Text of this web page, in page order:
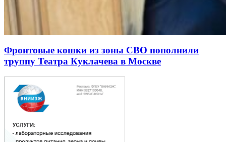
Фронтовые кошки из зоны СВО пополнили
труппу Театра Куклачева в Москве